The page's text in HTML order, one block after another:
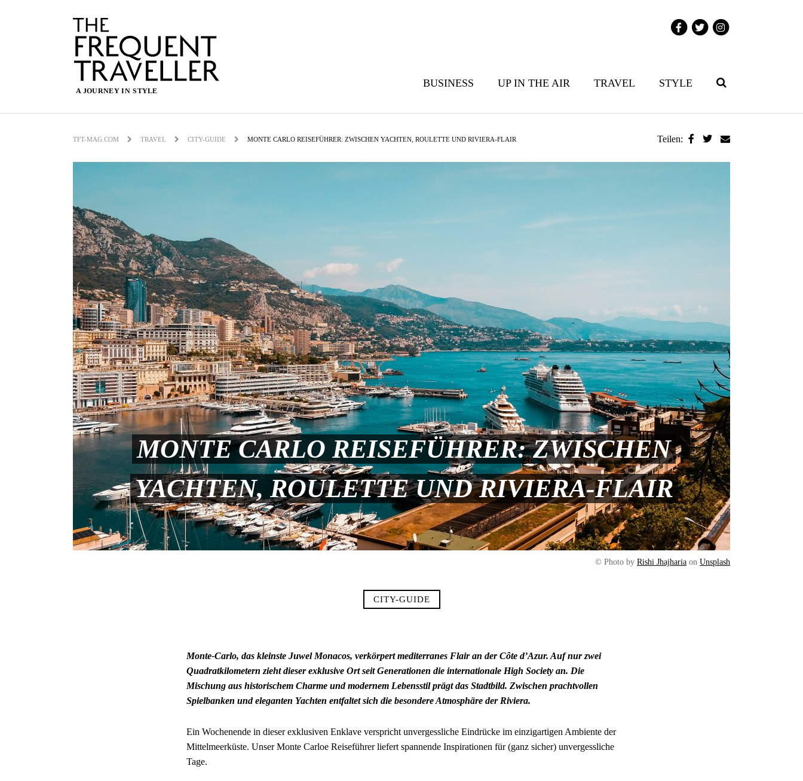
BUSINESS UP IN THE AIR TRAVEL STYLE
TFT-MAG.COM TRAVEL CITY-GUIDE MONTE CARLO REISEFÜHRER: ZWISCHEN YACHTEN, ROULETTE UND RIVIERA-FLAIR Teilen:
MONTE CARLO REISEFÜHRER: ZWISCHEN
YACHTEN, ROULETTE UND RIVIERA-FLAIR
© Photo by Rishi Jhajharia on Unsplash
CITY-GUIDE
Monte-Carlo, das kleinste Juwel Monacos, verkörpert mediterranes Flair an der Côte d’Azur. Auf nur zwei
Quadratkilometern zieht dieser exklusive Ort seit Generationen die internationale High Society an. Die
Mischung aus historischem Charme und modernem Lebensstil prägt das Stadtbild. Zwischen prachtvollen
Spielbanken und eleganten Yachten entfaltet sich die besondere Atmosphäre der Riviera.
Ein Wochenende in dieser exklusiven Enklave verspricht unvergessliche Eindrücke im einzigartigen Ambiente der
Mittelmeerküste. Unser Monte Carloe Reiseführer liefert spannende Inspirationen für (ganz sicher) unvergessliche
Tage.